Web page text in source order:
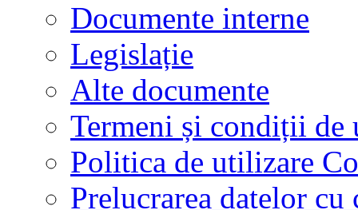
Documente interne
Legislație
Alte documente
Termeni și condiții de
Politica de utilizare
Prelucrarea datelor cu